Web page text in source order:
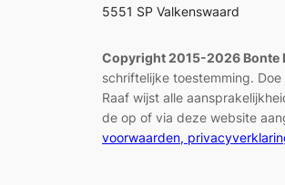
5551 SP Valkenswaard
Copyright 2015-2026 Bonte
schriftelijke toestemming.
Raaf wijst alle
de op of via deze website
voorwaarden,